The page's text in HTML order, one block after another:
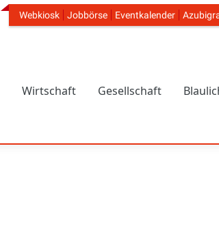
Header Navigation
Webkiosk Jobbörse Eventkalender
Wirtschaft Gesellschaft